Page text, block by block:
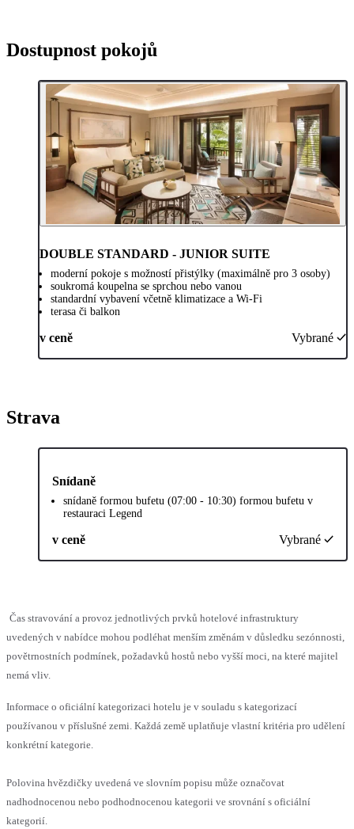
Dostupnost pokojů
DOUBLE STANDARD - JUNIOR SUITE
moderní pokoje s možností přistýlky (maximálně pro 3 osoby)
soukromá koupelna se sprchou nebo vanou
standardní vybavení včetně klimatizace a Wi-Fi
terasa či balkon
v ceně Vybrané
Strava
Snídaně
snídaně formou bufetu (07:00 - 10:30) formou bufetu v
restauraci Legend
v ceně Vybrané
Čas stravování a provoz jednotlivých prvků hotelové infrastruktury
uvedených v nabídce mohou podléhat menším změnám v důsledku sezónnosti,
povětrnostních podmínek, požadavků hostů nebo vyšší moci, na které majitel
nemá vliv.
Informace o oficiální kategorizaci hotelu je v souladu s kategorizací
používanou v příslušné zemi. Každá země uplatňuje vlastní kritéria pro udělení
konkrétní kategorie.
Polovina hvězdičky uvedená ve slovním popisu může označovat
nadhodnocenou nebo podhodnocenou kategorii ve srovnání s oficiální
kategorií.